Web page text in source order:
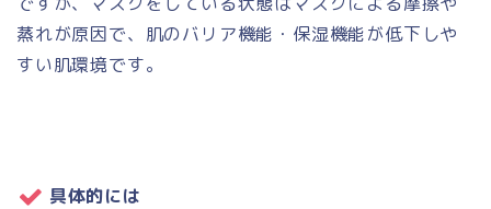
蒸れが原因で、肌のバリア機能・保湿機能が低下しや
すい肌環境です。
具体的には